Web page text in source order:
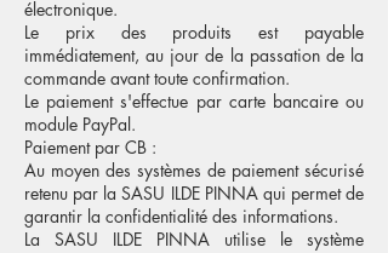
électronique.
Le prix des produits est payable
immédiatement, au jour de la passation de la
commande avant toute confirmation.
Le paiement s'effectue par carte bancaire ou
module PayPal.
Paiement par CB :
Au moyen des systèmes de paiement sécurisé
retenu par la SASU ILDE PINNA qui permet de
garantir la confidentialité des informations.
La SASU ILDE PINNA utilise le système